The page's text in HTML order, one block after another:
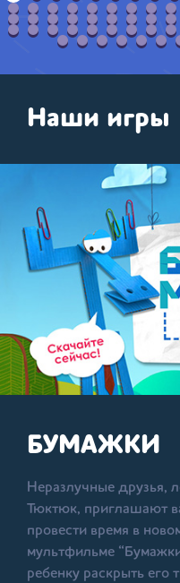
Наши игры
БУМАЖКИ
Неразлучные друзья,
Тюктюк, приглашают
провести время в
мультфильме
ребенку раскрыть его